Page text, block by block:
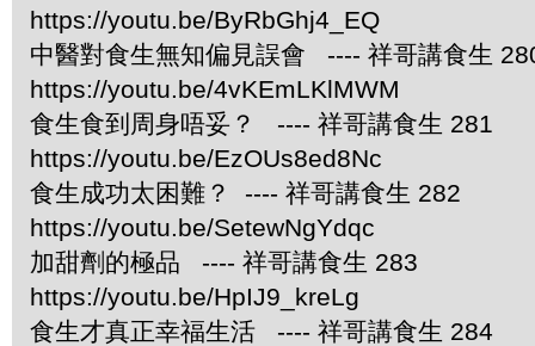
https://youtu.be/ByRbGhj4_EQ
中醫對食生無知偏見誤會 ---- 祥哥講食生
https://youtu.be/4vKEmLKlMWM
食生食到周身唔妥？ ---- 祥哥講食生 281
https://youtu.be/EzOUs8ed8Nc
食生成功太困難？ ---- 祥哥講食生 282
https://youtu.be/SetewNgYdqc
加甜劑的極品 ---- 祥哥講食生 283
https://youtu.be/HpIJ9_kreLg
食生才真正幸福生活 ---- 祥哥講食生 284